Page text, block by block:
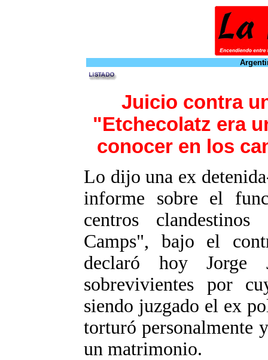
Juicio contra
"Etchecolatz era
conocer en los
Lo dijo una ex
informe sobre el
centros
Camps", bajo el
declaró hoy
sobrevivientes por
siendo juzgado el ex
torturó personalmente
un matrimonio.